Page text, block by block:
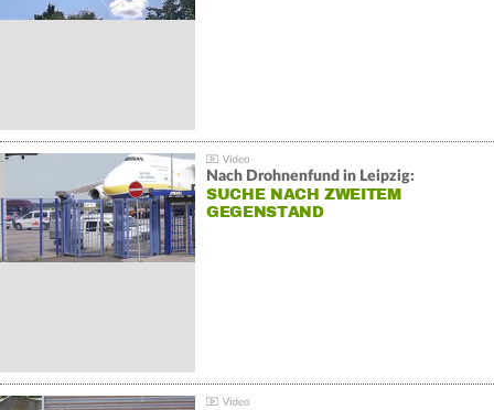
Nach Drohnenfund in Leipzig:
SUCHE NACH ZWEITEM
GEGENSTAND